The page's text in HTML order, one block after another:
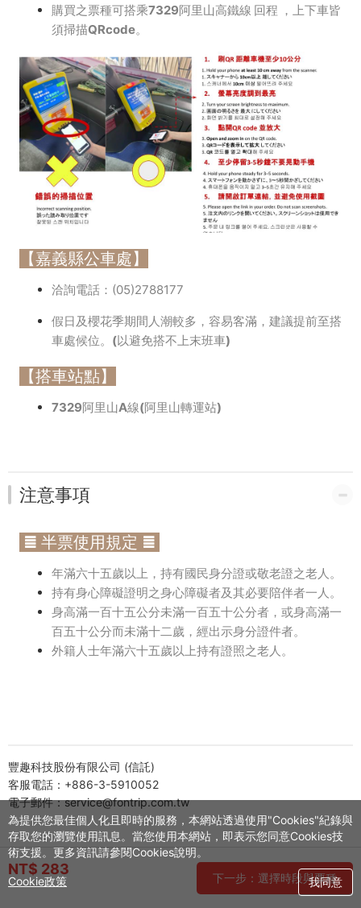
購買之票種可搭乘7329阿里山高鐵線 回程 ，上下車皆
須掃描QRcode。
【嘉義縣公車處】
洽詢電話：(05)2788177
假日及櫻花季期間人潮較多，容易客滿，建議提前至搭
車處候位。(以避免搭不上末班車)
【搭車站點】
7329阿里山A線(阿里山轉運站)
注意事項
≣ 半票使用規定 ≣
年滿六十五歲以上，持有國民身分證或敬老證之老人。
持有身心障礙證明之身心障礙者及其必要陪伴者一人。
身高滿一百十五公分未滿一百五十公分者，或身高滿一
百五十公分而未滿十二歲，經出示身分證件者。
外籍人士年滿六十五歲以上持有證照之老人。
豐趣科技股份有限公司 (信託)
客服電話：+886-3-5910052
電子郵件：service@fontrip.com.tw
NT$ 283 下一步：選擇時段與票種
為提供您最佳個人化且即時的服務，本網站透過使用"Cookies"紀錄與
存取您的瀏覽使用訊息。當您使用本網站，即表示您同意Cookies技
術支援。更多資訊請參閱Cookies說明。
我同意
Cookie政策